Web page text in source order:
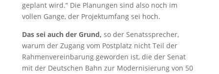
geplant wird.“ Die Planungen sind also noch im
vollen Gange, der Projektumfang sei hoch.
Das sei auch der Grund, so der Senatssprecher,
warum der Zugang vom Postplatz nicht Teil der
Rahmenvereinbarung geworden ist, die der Senat
mit der Deutschen Bahn zur Modernisierung von 50